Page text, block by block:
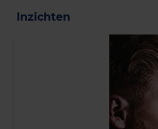
Inzichten